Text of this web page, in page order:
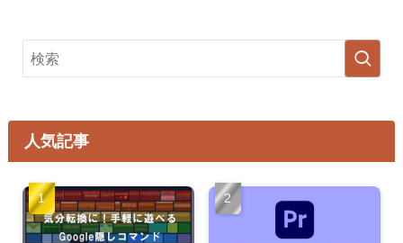
人気記事